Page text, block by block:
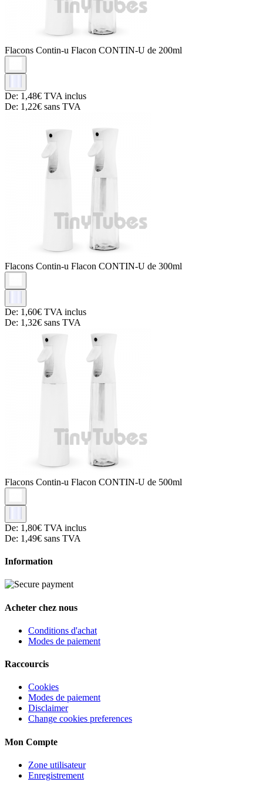
Flacons Contin-u Flacon CONTIN-U de 200ml
De: 1,48€ TVA inclus
De: 1,22€ sans TVA
Flacons Contin-u Flacon CONTIN-U de 300ml
De: 1,60€ TVA inclus
De: 1,32€ sans TVA
Flacons Contin-u Flacon CONTIN-U de 500ml
De: 1,80€ TVA inclus
De: 1,49€ sans TVA
Information
Acheter chez nous
Conditions d'achat
Modes de paiement
Raccourcis
Cookies
Modes de paiement
Disclaimer
Change cookies preferences
Mon Compte
Zone utilisateur
Enregistrement